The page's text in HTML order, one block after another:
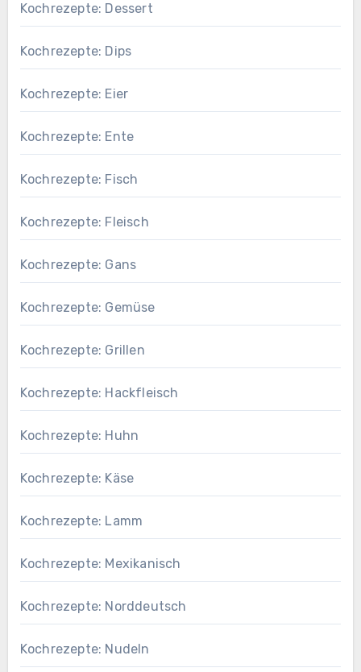
Kochrezepte: Dessert
Kochrezepte: Dips
Kochrezepte: Eier
Kochrezepte: Ente
Kochrezepte: Fisch
Kochrezepte: Fleisch
Kochrezepte: Gans
Kochrezepte: Gemüse
Kochrezepte: Grillen
Kochrezepte: Hackfleisch
Kochrezepte: Huhn
Kochrezepte: Käse
Kochrezepte: Lamm
Kochrezepte: Mexikanisch
Kochrezepte: Norddeutsch
Kochrezepte: Nudeln